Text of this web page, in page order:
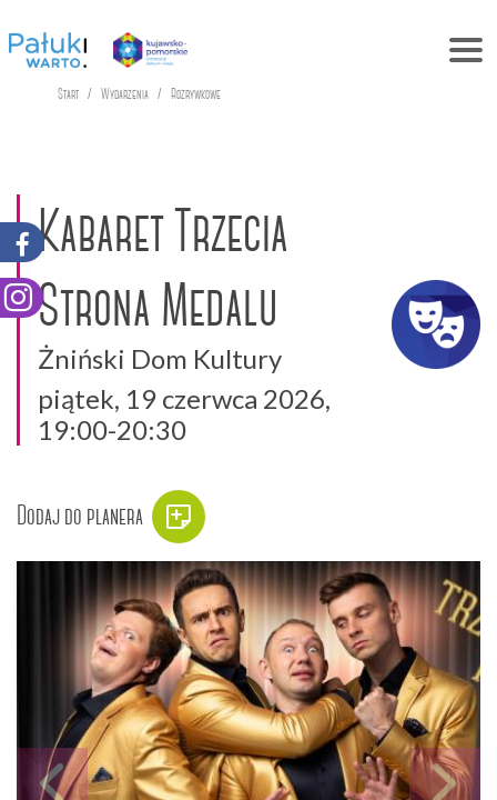
Start Wydarzenia Rozrywkowe
Kabaret Trzecia
Strona Medalu
Żniński Dom Kultury
piątek, 19 czerwca 2026,
19:00-20:30
Dodaj do planera